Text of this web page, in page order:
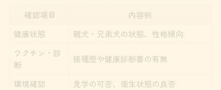
確認項目
内容例
健康状態
親犬・兄弟犬の状態、性格傾向
ワクチン・診
断
接種歴や健康診断書の有無
環境確認
見学の可否、衛生状態の良否